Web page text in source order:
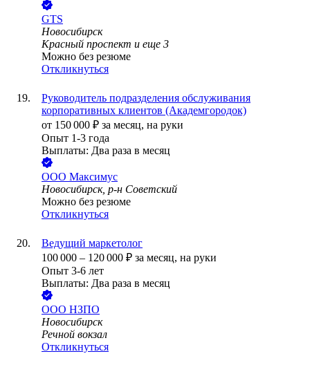
GTS
Новосибирск
Красный проспект и еще 3
Можно без резюме
Откликнуться
Руководитель подразделения обслуживания
корпоративных клиентов (Академгородок)
от 150 000 ₽ за месяц, на руки
Опыт 1-3 года
Выплаты: Два раза в месяц
ООО Максимус
Новосибирск, р-н Советский
Можно без резюме
Откликнуться
Ведущий маркетолог
100 000 – 120 000 ₽ за месяц, на руки
Опыт 3-6 лет
Выплаты: Два раза в месяц
ООО НЗПО
Новосибирск
Речной вокзал
Откликнуться